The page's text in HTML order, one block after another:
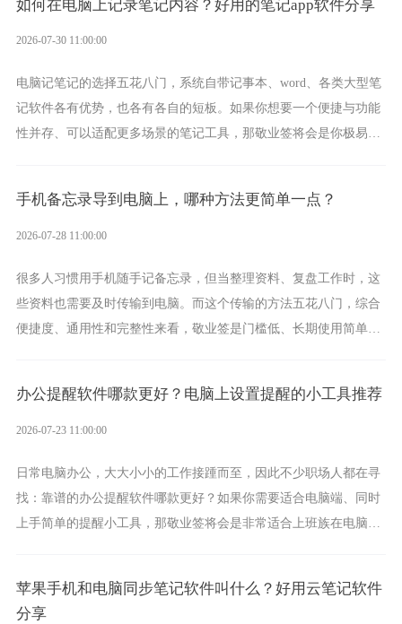
如何在电脑上记录笔记内容？好用的笔记app软件分享
2026-07-30 11:00:00
电脑记笔记的选择五花八门，系统自带记事本、word、各类大型笔
记软件各有优势，也各有各自的短板。如果你想要一个便捷与功能
性并存、可以适配更多场景的笔记工具，那敬业签将会是你极易上
手机备忘录导到电脑上，哪种方法更简单一点？
2026-07-28 11:00:00
很多人习惯用手机随手记备忘录，但当整理资料、复盘工作时，这
些资料也需要及时传输到电脑。而这个传输的方法五花八门，综合
便捷度、通用性和完整性来看，敬业签是门槛低、长期使用简单的
办公提醒软件哪款更好？电脑上设置提醒的小工具推荐
2026-07-23 11:00:00
日常电脑办公，大大小小的工作接踵而至，因此不少职场人都在寻
找：靠谱的办公提醒软件哪款更好？如果你需要适合电脑端、同时
上手简单的提醒小工具，那敬业签将会是非常适合上班族在电脑上
苹果手机和电脑同步笔记软件叫什么？好用云笔记软件
分享